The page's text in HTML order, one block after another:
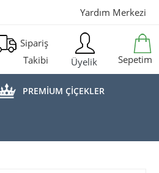
Yardım Merkezi
Sipariş
Takibi
Üyelik Sepetim
PREMİUM ÇİÇEKLER